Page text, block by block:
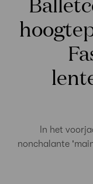
In het
nonchalante